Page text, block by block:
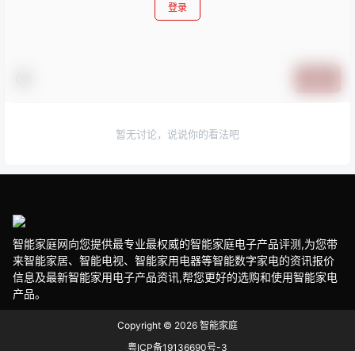
登录
暂无讨论，说说你的看法吧
智能家庭网向您提供最专业最权威的智能家庭电子产品评测,为您带
来智能家居、智能电视、智能家用电器等智能数字家电的资讯报价
信息及最新智能家用电子产品资讯,帮您更好的选购和使用智能家电
产品。
Copyright © 2026 智能家庭
粤ICP备19136690号-3